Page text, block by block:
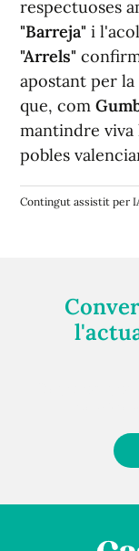
respectuoses
"Barreja" i
"Arrels"
apostant per
que, com
mantindre viva
pobles
Contingut assistit per